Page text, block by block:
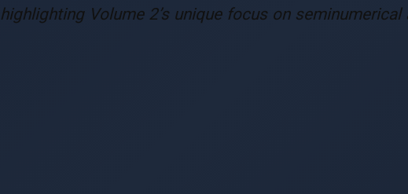
Volume 2’s unique focus on